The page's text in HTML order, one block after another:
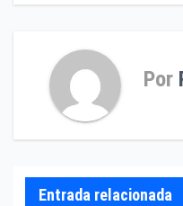
Por
Entrada relacionada